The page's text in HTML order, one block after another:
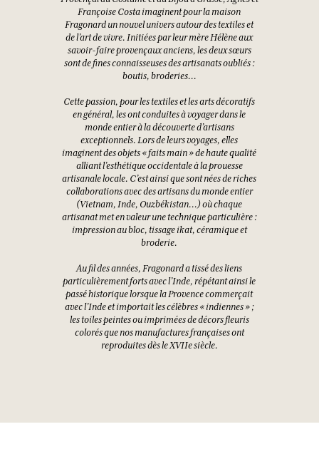
Françoise Costa imaginent pour la maison
Fragonard un nouvel univers autour des textiles et
de l’art de vivre. Initiées par leur mère Hélène aux
savoir-faire provençaux anciens, les deux sœurs
sont de fines connaisseuses des artisanats oubliés :
boutis, broderies...
Cette passion, pour les textiles et les arts décoratifs
en général, les ont conduites à voyager dans le
monde entier à la découverte d’artisans
exceptionnels. Lors de leurs voyages, elles
imaginent des objets « faits main » de haute qualité
alliant l’esthétique occidentale à la prouesse
artisanale locale. C’est ainsi que sont nées de riches
collaborations avec des artisans du monde entier
(Vietnam, Inde, Ouzbékistan…) où chaque
artisanat met en valeur une technique particulière :
impression au bloc, tissage ikat, céramique et
broderie.
Au fil des années, Fragonard a tissé des liens
particulièrement forts avec l’Inde, répétant ainsi le
passé historique lorsque la Provence commerçait
avec l’Inde et importait les célèbres « indiennes » ;
les toiles peintes ou imprimées de décors fleuris
colorés que nos manufactures françaises ont
reproduites dès le XVIIe siècle.